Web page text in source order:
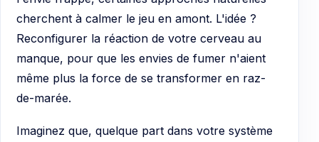
cherchent à calmer le jeu en amont. L'idée ?
Reconfigurer la réaction de votre cerveau au
manque, pour que les envies de fumer n'aient
même plus la force de se transformer en raz-
de-marée.
Imaginez que, quelque part dans votre système